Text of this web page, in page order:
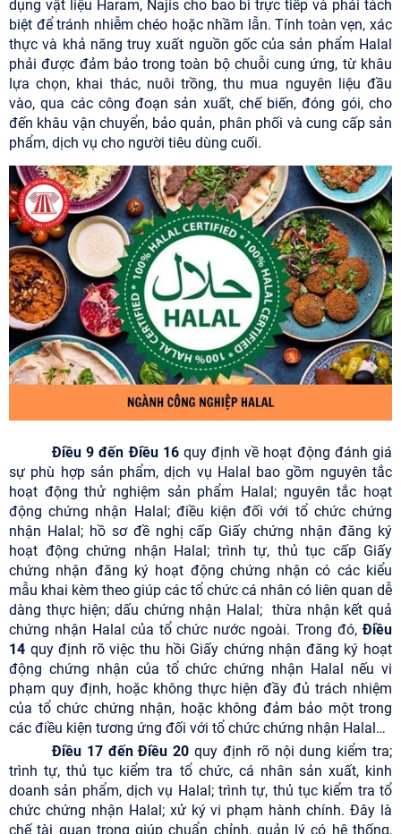
dụng vật liệu Haram, Najis cho bao bì trực tiếp và phải tách
biệt để tránh nhiễm chéo hoặc nhầm lẫn. Tính toàn vẹn, xác
thực và khả năng truy xuất nguồn gốc của sản phẩm Halal
phải được đảm bảo trong toàn bộ chuỗi cung ứng, từ khâu
lựa chọn, khai thác, nuôi trồng, thu mua nguyên liệu đầu
vào, qua các công đoạn sản xuất, chế biến, đóng gói, cho
đến khâu vận chuyển, bảo quản, phân phối và cung cấp sản
phẩm, dịch vụ cho người tiêu dùng cuối.
Điều 9 đến Điều 16 quy định về hoạt động đánh giá
sự phù hợp sản phẩm, dịch vụ Halal bao gồm nguyên tắc
hoạt động thử nghiệm sản phẩm Halal; nguyên tắc hoạt
động chứng nhận Halal; điều kiện đối với tổ chức chứng
nhận Halal; hồ sơ đề nghị cấp Giấy chứng nhận đăng ký
hoạt động chứng nhận Halal; trình tự, thủ tục cấp Giấy
chứng nhận đăng ký hoạt động chứng nhận có các kiểu
mẫu khai kèm theo giúp các tổ chức cá nhân có liên quan dễ
dàng thực hiện; dấu chứng nhận Halal; thừa nhận kết quả
chứng nhận Halal của tổ chức nước ngoài. Trong đó,Điều
14 quy định rõ việc thu hồi Giấy chứng nhận đăng ký hoạt
động chứng nhận của tổ chức chứng nhận Halal nếu vi
phạm quy định, hoặc không thực hiện đầy đủ trách nhiệm
của tổ chức chứng nhận, hoặc không đảm bảo một trong
các điều kiện tương ứng đối với tổ chức chứng nhận Halal…
Điều 17 đến Điều 20 quy định rõ nội dung kiểm tra;
trình tự, thủ tục kiểm tra tổ chức, cá nhân sản xuất, kinh
doanh sản phẩm, dịch vụ Halal; trình tự, thủ tục kiểm tra tổ
chức chứng nhận Halal; xử ký vi phạm hành chính. Đây là
chế tài quan trọng giúp chuẩn chỉnh, quản lý có hệ thống,